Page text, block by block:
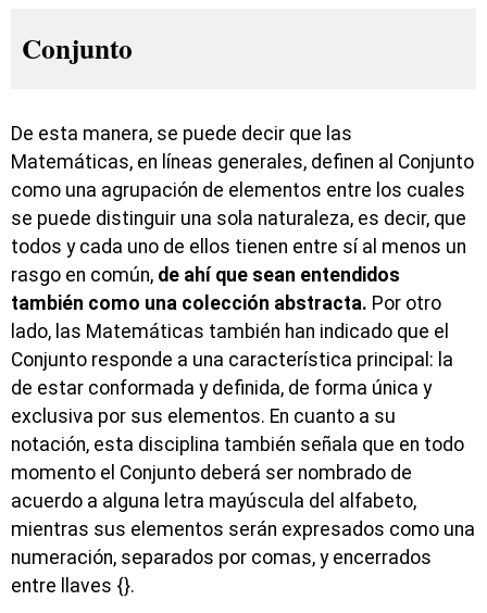
Conjunto
De esta manera, se puede decir que las
Matemáticas, en líneas generales, definen al Conjunto
como una agrupación de elementos entre los cuales
se puede distinguir una sola naturaleza, es decir, que
todos y cada uno de ellos tienen entre sí al menos un
rasgo en común, de ahí que sean entendidos
también como una colección abstracta. Por otro
lado, las Matemáticas también han indicado que el
Conjunto responde a una característica principal: la
de estar conformada y definida, de forma única y
exclusiva por sus elementos. En cuanto a su
notación, esta disciplina también señala que en todo
momento el Conjunto deberá ser nombrado de
acuerdo a alguna letra mayúscula del alfabeto,
mientras sus elementos serán expresados como una
numeración, separados por comas, y encerrados
entre llaves {}.